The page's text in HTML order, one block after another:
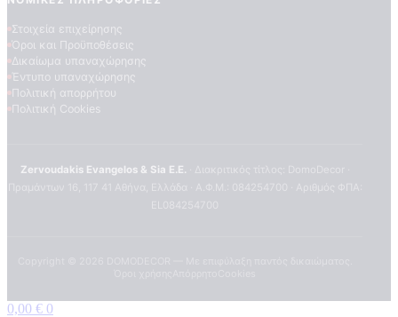
Στοιχεία επιχείρησης
Όροι και Προϋποθέσεις
Δικαίωμα υπαναχώρησης
Έντυπο υπαναχώρησης
Πολιτική απορρήτου
Πολιτική Cookies
Zervoudakis Evangelos & Sia E.E.
0,00 € 0